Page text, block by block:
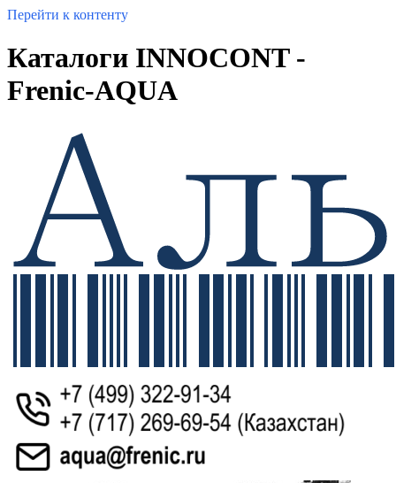
Перейти к контенту
Каталоги INNOCONT -
Frenic-AQUA